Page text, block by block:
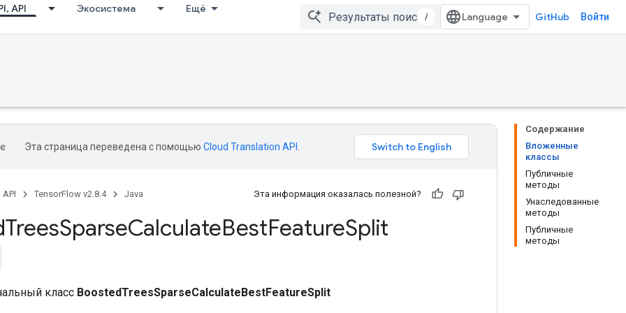
API Экосистема Ещё
/ GitHub Войти
Содержание
Вложенные
классы
Публичные
методы
Унаследованные
методы
Публичные
методы
Эта страница переведена с помощью Cloud Translation API
API TensorFlow v2.8.4 Java Эта информация оказалась полезной?
TreesSparseCalculateBestFeatureSplit
класс BoostedTreesSparseCalculateBestFeatureSplit